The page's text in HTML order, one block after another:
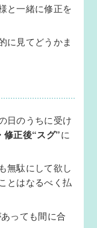
と一緒に修正を
に見てどうかま
日のうちに受け
修正後“スグ”に
無駄にして欲し
とはなるべく払
っても間に合